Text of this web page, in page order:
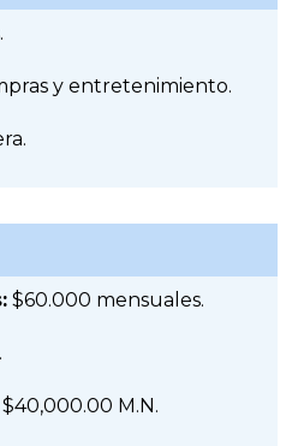
y entretenimiento.
$60.000 mensuales.
M.N.